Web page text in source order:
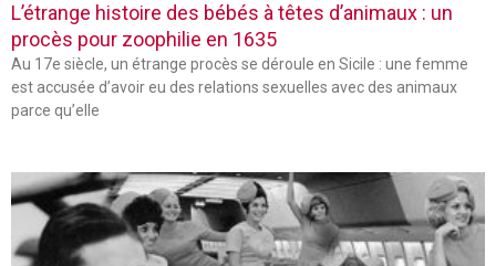
L’étrange histoire des bébés à têtes d’animaux : un
procès pour zoophilie en 1635
Au 17e siècle, un étrange procès se déroule en Sicile : une femme
est accusée d’avoir eu des relations sexuelles avec des animaux
parce qu’elle